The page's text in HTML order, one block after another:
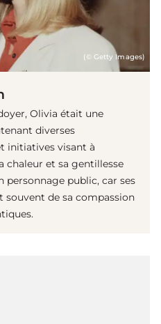
(© Getty Images)
Olivia était une
diverses
initiatives visant à
chaleur et sa gentillesse
personnage public, car ses
de sa compassion